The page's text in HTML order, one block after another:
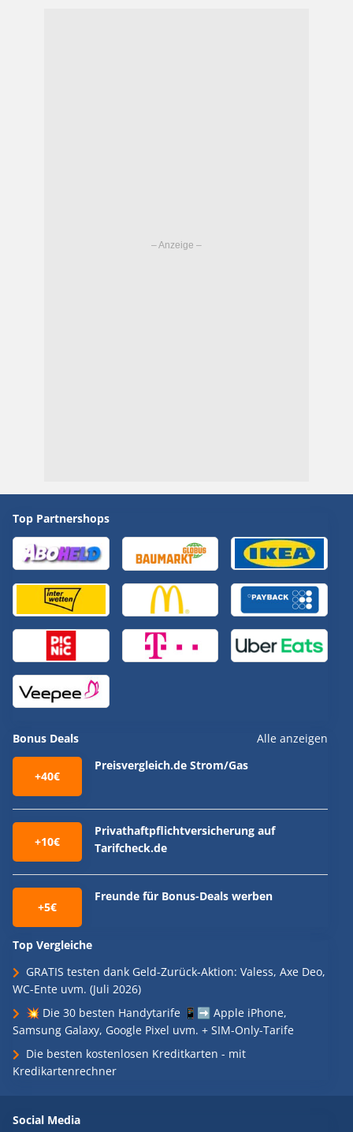
Top Partnershops
Bonus Deals Alle anzeigen
+40€
Preisvergleich.de Strom/Gas
+10€
Privathaftpflichtversicherung auf
Tarifcheck.de
+5€
Freunde für Bonus-Deals werben
Top Vergleiche
GRATIS testen dank Geld-Zurück-Aktion: Valess, Axe Deo,
WC-Ente uvm. (Juli 2026)
💥 Die 30 besten Handytarife 📱➡️ Apple iPhone,
Samsung Galaxy, Google Pixel uvm. + SIM-Only-Tarife
Die besten kostenlosen Kreditkarten - mit
Kredikartenrechner
Social Media